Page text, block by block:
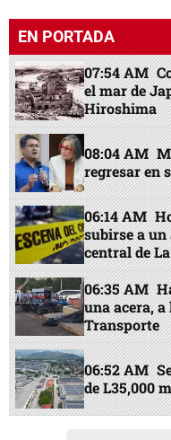
EN PORTADA
07:54 AM
el mar de
Hiroshima
08:04 AM
regresar en
06:14 AM
subirse a
central de
06:35 AM
una acera,
Transporte
06:52 AM
de L35,000